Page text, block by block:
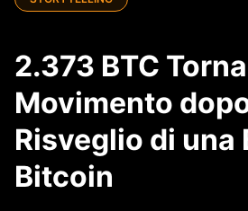
2.373 BTC
Movimento
Risveglio di una
Bitcoin